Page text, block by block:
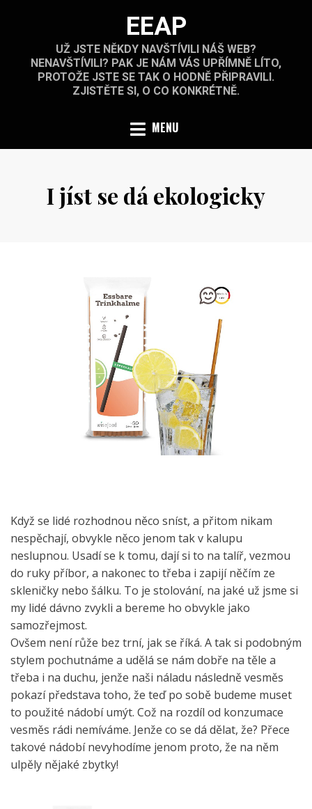
EEAP
UŽ JSTE NĚKDY NAVŠTÍVILI NÁŠ WEB?
NENAVŠTÍVILI? PAK JE NÁM VÁS UPŘÍMNĚ LÍTO,
PROTOŽE JSTE SE TAK O HODNĚ PŘIPRAVILI.
ZJISTĚTE SI, O CO KONKRÉTNĚ.
MENU
I jíst se dá ekologicky
Když se lidé rozhodnou něco sníst, a přitom nikam
nespěchají, obvykle něco jenom tak v kalupu
neslupnou. Usadí se k tomu, dají si to na talíř, vezmou
do ruky příbor, a nakonec to třeba i zapijí něčím ze
skleničky nebo šálku. To je stolování, na jaké už jsme si
my lidé dávno zvykli a bereme ho obvykle jako
samozřejmost.
Ovšem není růže bez trní, jak se říká. A tak si podobným
stylem pochutnáme a udělá se nám dobře na těle a
třeba i na duchu, jenže naši náladu následně vesměs
pokazí představa toho, že teď po sobě budeme muset
to použité nádobí umýt. Což na rozdíl od konzumace
vesměs rádi nemíváme. Jenže co se dá dělat, že? Přece
takové nádobí nevyhodíme jenom proto, že na něm
ulpěly nějaké zbytky!